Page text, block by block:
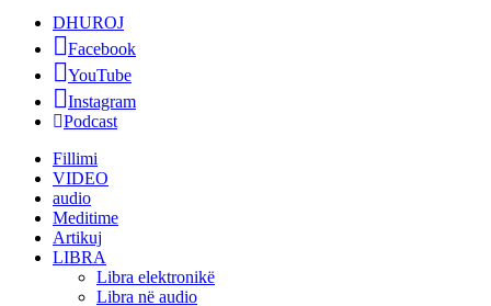
DHUROJ
Facebook
YouTube
Instagram
Podcast
Fillimi
VIDEO
audio
Meditime
Artikuj
LIBRA
Libra elektronikë
Libra në audio